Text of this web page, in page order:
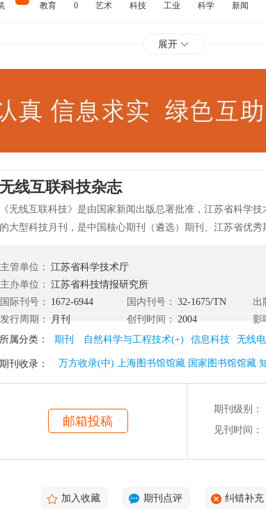
教育 0 艺术 科技 工业 科学 新闻
展开
无线互联科技杂志
《无线互联科技》是由国家新闻出版总署批准，江苏省科学
的大型科技月刊，是中国核心期刊（遴选）期刊、江苏省优
数据库等网站收录。
主管单位： 江苏省科学技术厅
主办单位： 江苏省科技情报研究所
国际刊号：
1672-6944 国内刊号： 32-1675/TN 出
发行周期：
月刊 创刊时间： 2004 影
所属分类：
期刊 自然科学与工程技术(+) 信息科技 无线
期刊收录： 万方收录(中) 上海图书馆馆藏 国家图书馆馆藏
邮箱投稿
期刊级别：
见刊时间：
加入收藏 期刊点评 纠错补充